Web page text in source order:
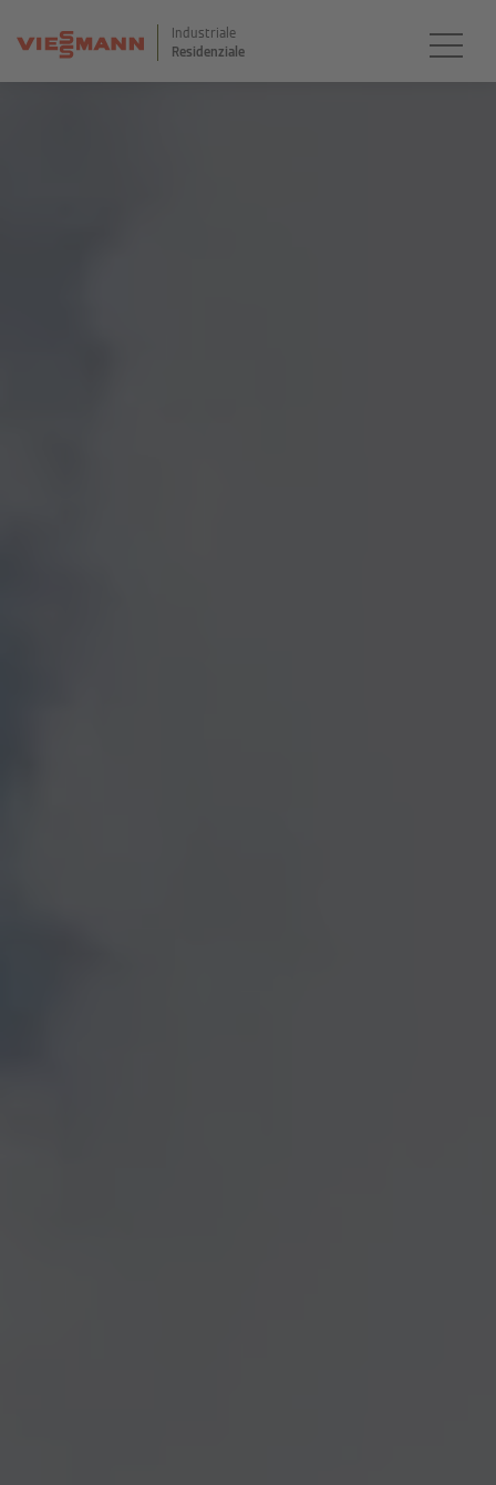
Industriale
Residenziale